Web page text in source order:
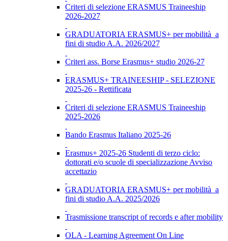
Criteri di selezione ERASMUS Traineeship
2026-2027
GRADUATORIA ERASMUS+ per mobilità a
fini di studio A.A. 2026/2027
Criteri ass. Borse Erasmus+ studio 2026-27
ERASMUS+ TRAINEESHIP - SELEZIONE
2025-26 - Rettificata
Criteri di selezione ERASMUS Traineeship
2025-2026
Bando Erasmus Italiano 2025-26
Erasmus+ 2025-26 Studenti di terzo ciclo:
dottorati e/o scuole di specializzazione Avviso
accettazio
GRADUATORIA ERASMUS+ per mobilità a
fini di studio A.A. 2025/2026
Trasmissione transcript of records e after mobility
OLA - Learning Agreement On Line